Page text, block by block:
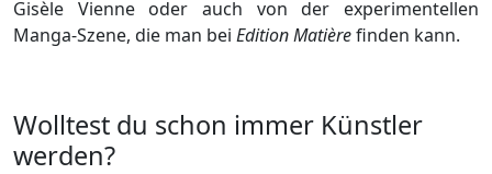
Gisèle Vienne oder auch von der experimentellen
Manga-Szene, die man bei Edition Matièrefinden kann.
Wolltest du schon immer Künstler
werden?